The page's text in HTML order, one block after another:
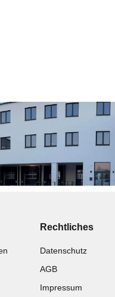
Rechtliches
Datenschutz
AGB
Impressum